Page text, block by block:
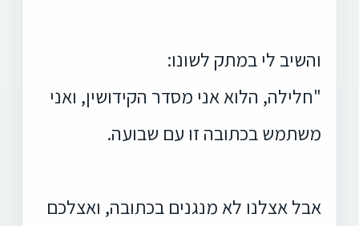
והשיב לי במתק לשונו:
"חלילה, הלוא אני מסדר הקידושין, ואני
משתמש בכתובה זו עם שבועה.
אבל אצלנו לא מנגנים בכתובה, ואצלכם